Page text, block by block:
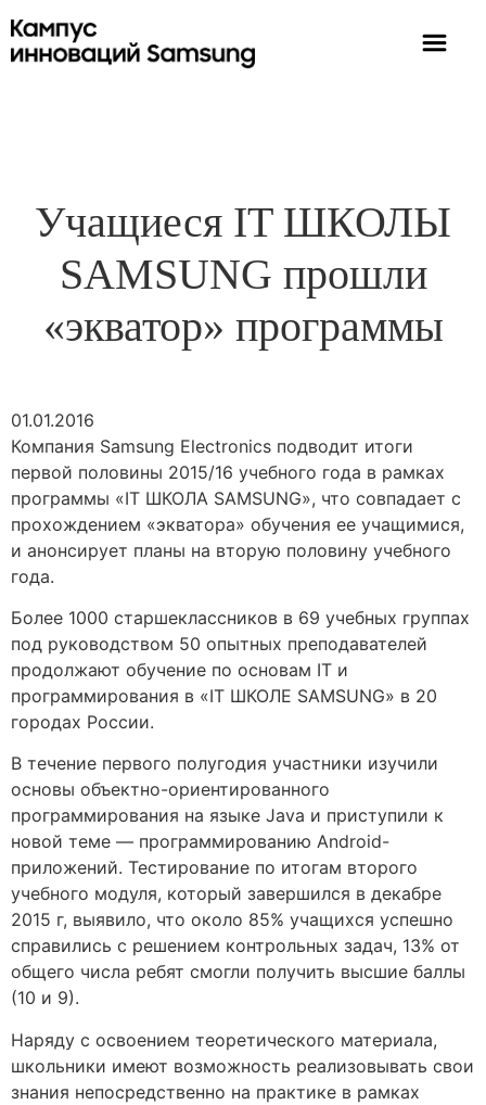
Учащиеся IT ШКОЛЫ
SAMSUNG прошли
«экватор» программы
01.01.2016
Компания Samsung Electronics подводит итоги
первой половины 2015/16 учебного года в рамках
программы «IT ШКОЛА SAMSUNG», что совпадает с
прохождением «экватора» обучения ее учащимися,
и анонсирует планы на вторую половину учебного
года.
Более 1000 старшеклассников в 69 учебных группах
под руководством 50 опытных преподавателей
продолжают обучение по основам IT и
программирования в «IT ШКОЛЕ SAMSUNG» в 20
городах России.
В течение первого полугодия участники изучили
основы объектно-ориентированного
программирования на языке Java и приступили к
новой теме — программированию Android-
приложений. Тестирование по итогам второго
учебного модуля, который завершился в декабре
2015 г, выявило, что около 85% учащихся успешно
справились с решением контрольных задач, 13% от
общего числа ребят смогли получить высшие баллы
(10 и 9).
Наряду с освоением теоретического материала,
школьники имеют возможность реализовывать свои
знания непосредственно на практике в рамках